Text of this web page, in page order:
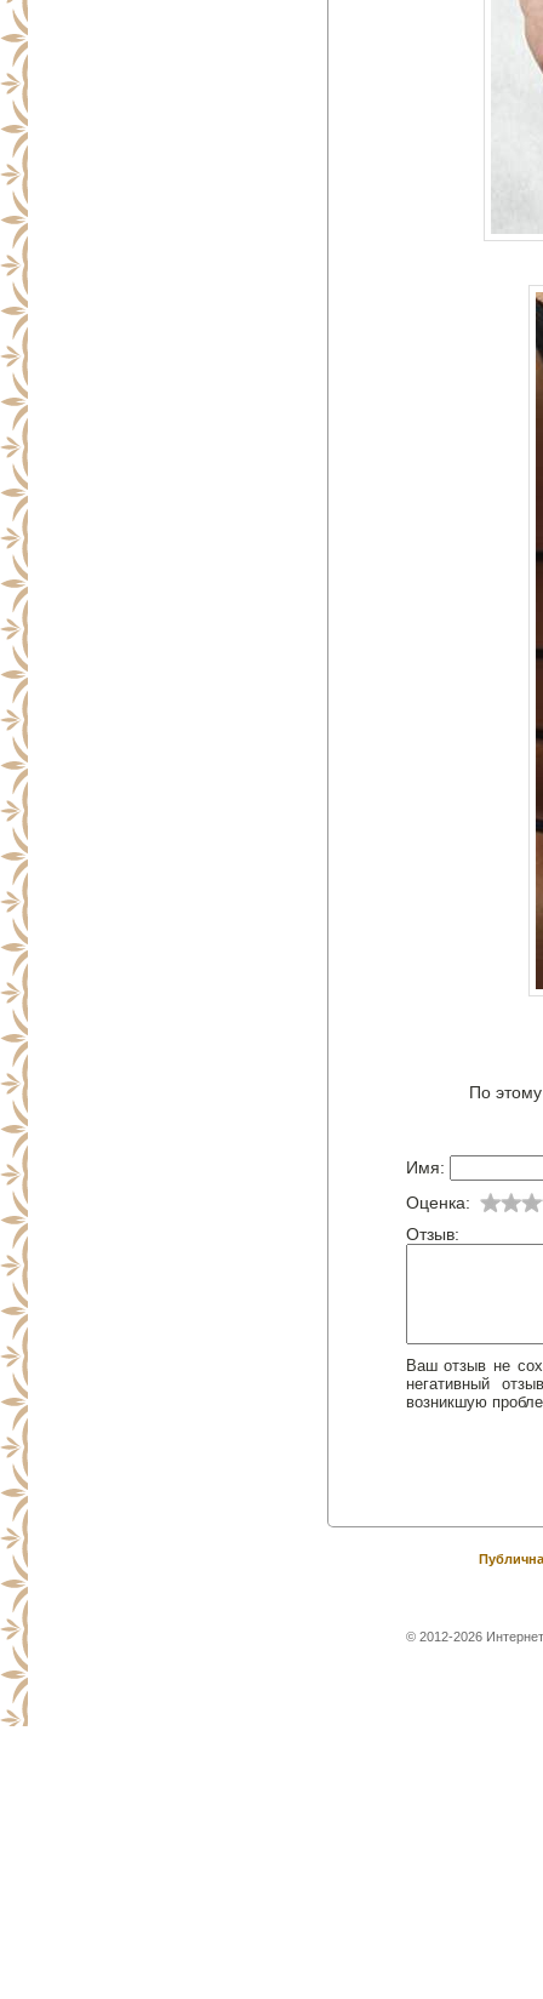
По
Имя:
Оценка:
Отзыв:
Ваш отзыв не
негативный
возникшую
© 2012-2026